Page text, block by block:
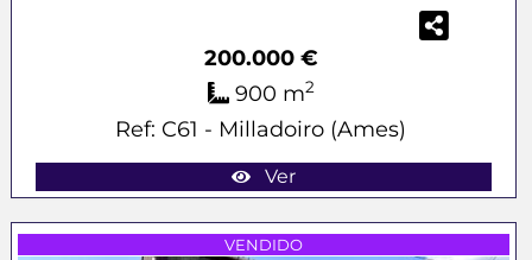
200.000 €
900 m2
Ref: C61 - Milladoiro (Ames)
Ver
VENDIDO